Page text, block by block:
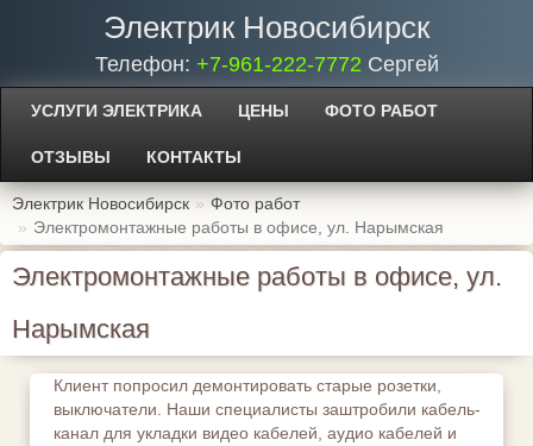
Электрик Новосибирск
Телефон: +7-961-222-7772 Сергей
УСЛУГИ ЭЛЕКТРИКА ЦЕНЫ ФОТО РАБОТ
ОТЗЫВЫ КОНТАКТЫ
Электрик Новосибирск
Фото работ
Электромонтажные работы в офисе, ул. Нарымская
Электромонтажные работы в офисе, ул.
Нарымская
Клиент попросил демонтировать старые розетки,
выключатели. Наши специалисты заштробили кабель-
канал для укладки видео кабелей, аудио кабелей и